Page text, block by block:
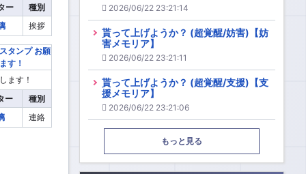
ー
種別
挨拶
ます！
ー
種別
連絡
2026/06/22 23:21:14
貰って上げようか？ (超覚醒/妨害)【妨
害メモリア】
2026/06/22 23:21:11
貰って上げようか？ (超覚醒/支援)【支
援メモリア】
2026/06/22 23:21:06
もっと見る